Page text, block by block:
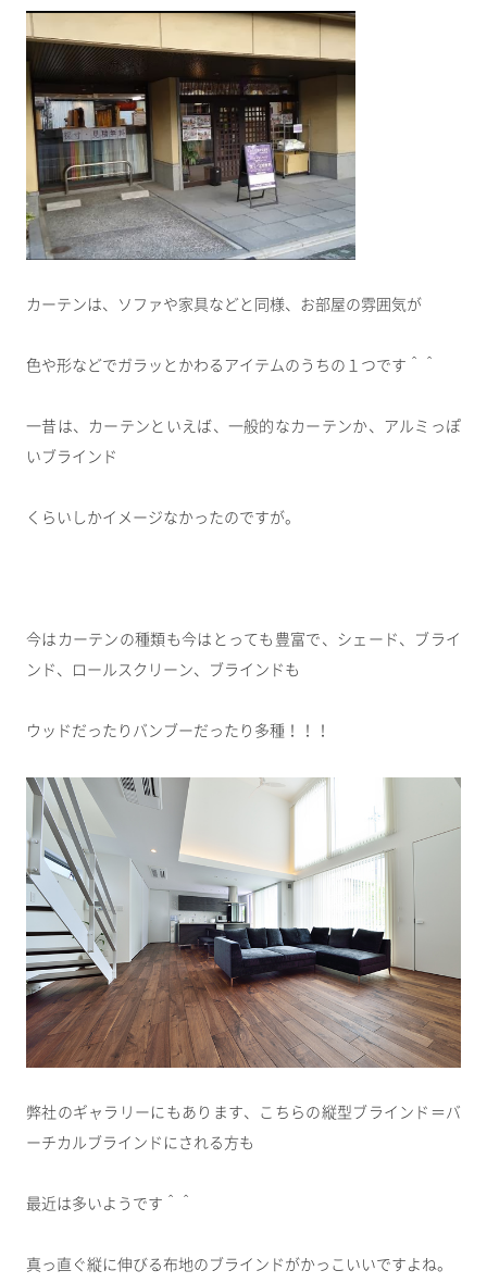
カーテンは、ソファや家具などと同様、お部屋の雰囲気が
色や形などでガラッとかわるアイテムのうちの１つです＾＾
一昔は、カーテンといえば、一般的なカーテンか、アルミっぽ
いブラインド
くらいしかイメージなかったのですが。
今はカーテンの種類も今はとっても豊富で、シェード、ブライ
ンド、ロールスクリーン、ブラインドも
ウッドだったりバンブーだったり多種！！！
弊社のギャラリーにもあります、こちらの縦型ブラインド＝バ
ーチカルブラインドにされる方も
最近は多いようです＾＾
真っ直ぐ縦に伸びる布地のブラインドがかっこいいですよね。